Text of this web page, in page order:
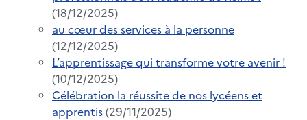
(18/12/2025)
au cœur des services à la personne
(12/12/2025)
L’apprentissage qui transforme votre avenir !
(10/12/2025)
Célébration la réussite de nos lycéens et
apprentis(29/11/2025)